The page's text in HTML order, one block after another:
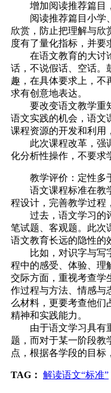
增加阅读推荐篇目，
阅读推荐篇目小学、
欣赏，防止把理解与欣
度有了量化指标，并要
在语文教育的大讨论
话，不说假话、空话。
趣，在具体要求上，不
求有创意地表达。
要改变语文教学重知
语文实践的机会，语文
课程资源的开发和利用
此次课程改革，强调
化分析性操作，不要求
教学评价：定性多
语文课程标准在教学
程设计，完善教学过程
过去，语文学习的评
笔试题、客观题。此次
语文教育长远的隐性的
比如，对识字与写字
程中的感受、体验、理
交际方面，重视考查学
作过程与方法、情感与
么材料，更要考查他们
精神和实践能力。
由于语文学习具有重
题，而对于某一阶段教
点，根据各学段的目标
TAG： 解读语文“标准”